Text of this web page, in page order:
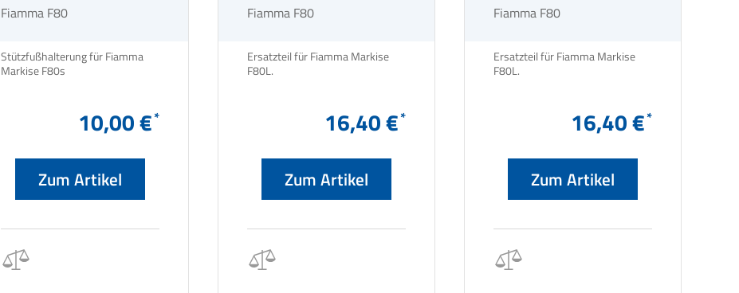
Fiamma F80
Stützfußhalterung für Fiamma
10,00 €
Zum Artikel
Fiamma F80
Ersatzteil für Fiamma Markise
16,40 €
Zum Artikel
Fiamma F80
Ersatzteil für Fiamma Markise
16,40 €
Zum Artikel